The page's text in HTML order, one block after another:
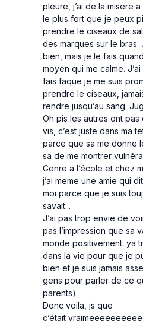
pleure, j’ai de la misere
le plus fort que je peux
prendre le ciseaux de
des marques sur le bras.
bien, mais je le fais
moyen qui me calme.
fais faque je me suis
prendre le ciseaux,
rendre jusqu’au sang.
Oh pis les autres ont
vis, c’est juste dans ma
parce que sa me donne
sa de me montrer
Genre a l’école et chez
j’ai meme une amie qui
moi parce que je suis
savait...
J’ai pas trop envie de
pas l’impression que sa
monde positivement: ya
dans la vie pour que je
bien et je suis jamais
gens pour parler de ce
parents)
Donc voila, js que
c’était